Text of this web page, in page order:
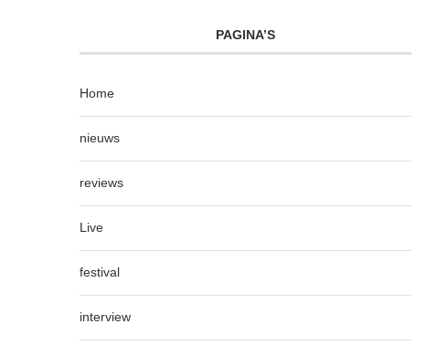
PAGINA’S
Home
nieuws
reviews
Live
festival
interview